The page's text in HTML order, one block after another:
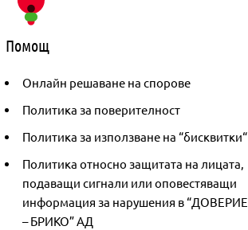
Помощ
Онлайн решаване на спорове
Политика за поверителност
Политика за използване на “бисквитки“
Политика относно защитата на лицата,
подаващи сигнали или оповестяващи
информация за нарушения в “ДОВЕРИЕ
– БРИКО” АД